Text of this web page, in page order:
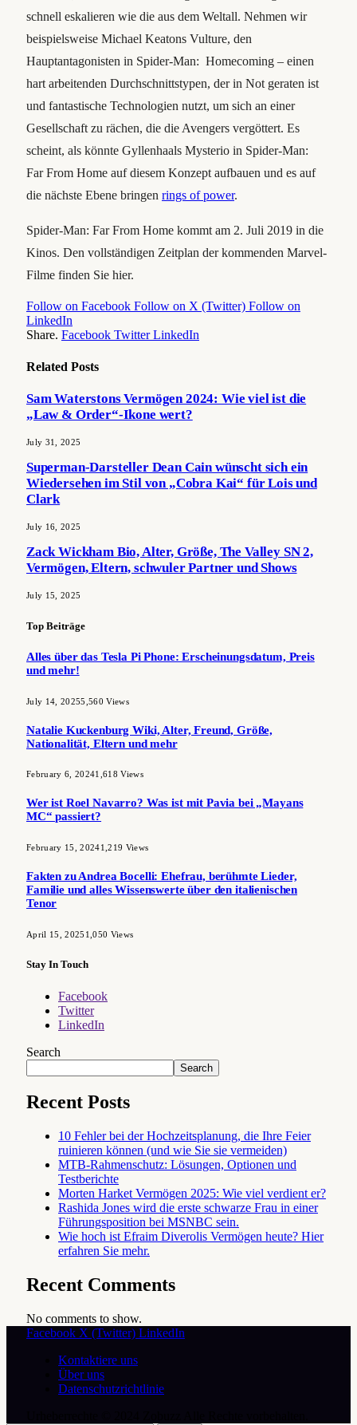
schnell eskalieren wie die aus dem Weltall. Nehmen wir
beispielsweise Michael Keatons Vulture, den
Hauptantagonisten in Spider-Man: Homecoming – einen
hart arbeitenden Durchschnittstypen, der in Not geraten ist
und fantastische Technologien nutzt, um sich an einer
Gesellschaft zu rächen, die die Avengers vergöttert. Es
scheint, als könnte Gyllenhaals Mysterio in Spider-Man:
Far From Home auf diesem Konzept aufbauen und es auf
die nächste Ebene bringen rings of power.
Spider-Man: Far From Home kommt am 2. Juli 2019 in die
Kinos. Den vollständigen Zeitplan der kommenden Marvel-
Filme finden Sie hier.
Follow on Facebook Follow on X (Twitter) Follow on
LinkedIn
Share. Facebook Twitter LinkedIn
Related Posts
Sam Waterstons Vermögen 2024: Wie viel ist die
„Law & Order“-Ikone wert?
July 31, 2025
Superman-Darsteller Dean Cain wünscht sich ein
Wiedersehen im Stil von „Cobra Kai“ für Lois und
Clark
July 16, 2025
Zack Wickham Bio, Alter, Größe, The Valley SN 2,
Vermögen, Eltern, schwuler Partner und Shows
July 15, 2025
Top Beiträge
Alles über das Tesla Pi Phone: Erscheinungsdatum, Preis
und mehr!
July 14, 20255,560Views
Natalie Kuckenburg Wiki, Alter, Freund, Größe,
Nationalität, Eltern und mehr
February 6, 20241,618Views
Wer ist Roel Navarro? Was ist mit Pavia bei „Mayans
MC“ passiert?
February 15, 20241,219 Views
Fakten zu Andrea Bocelli: Ehefrau, berühmte Lieder,
Familie und alles Wissenswerte über den italienischen
Tenor
April 15, 2025 1,050 Views
Stay In Touch
Facebook
Twitter
LinkedIn
Search
Search
Recent Posts
10 Fehler bei der Hochzeitsplanung, die Ihre Feier
ruinieren können (und wie Sie sie vermeiden)
MTB-Rahmenschutz: Lösungen, Optionen und
Testberichte
Morten Harket Vermögen 2025: Wie viel verdient er?
Rashida Jones wird die erste schwarze Frau in einer
Führungsposition bei MSNBC sein.
Wie hoch ist Efraim Diverolis Vermögen heute? Hier
erfahren Sie mehr.
Recent Comments
No comments to show.
Facebook X (Twitter) LinkedIn
Kontaktiere uns
Über uns
Datenschutzrichtlinie